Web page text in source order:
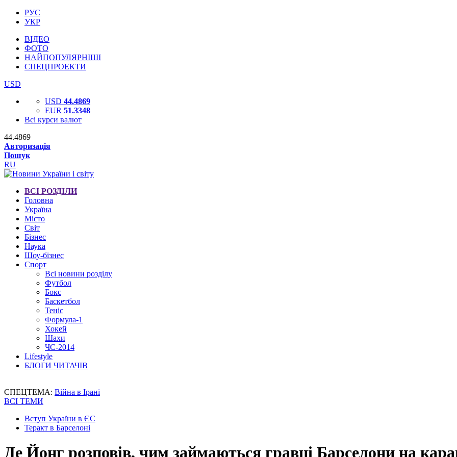
РУС
УКР
ВІДЕО
ФОТО
НАЙПОПУЛЯРНІШІ
СПЕЦПРОЕКТИ
USD
USD 44.4869
EUR 51.3348
Всі курси валют
44.4869
Авторизація
Пошук
RU
ВСІ РОЗДІЛИ
Головна
Україна
Місто
Світ
Бізнес
Наука
Шоу-бізнес
Спорт
Всі новини розділу
Футбол
Бокс
Баскетбол
Теніс
Формула-1
Хокей
Шахи
ЧС-2014
Lifestyle
БЛОГИ ЧИТАЧІВ
СПЕЦТЕМА: Війна в Ірані
ВСІ ТЕМИ
Вступ України в ЄС
Теракт в Барселоні
Де Йонг розповів, чим займаються гравці Барселони на